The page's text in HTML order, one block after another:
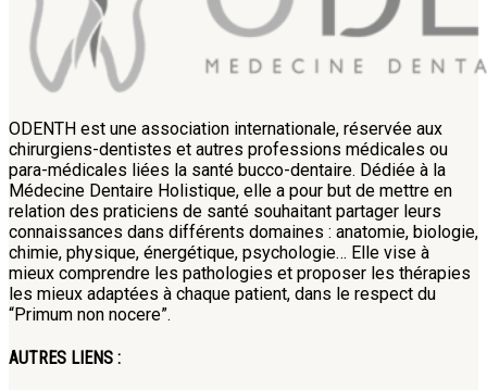
ODENTH est une association internationale, réservée aux
chirurgiens-dentistes et autres professions médicales ou
para-médicales liées la santé bucco-dentaire. Dédiée à la
Médecine Dentaire Holistique, elle a pour but de mettre en
relation des praticiens de santé souhaitant partager leurs
connaissances dans différents domaines : anatomie, biologie,
chimie, physique, énergétique, psychologie… Elle vise à
mieux comprendre les pathologies et proposer les thérapies
les mieux adaptées à chaque patient, dans le respect du
“Primum non nocere”.
AUTRES LIENS :